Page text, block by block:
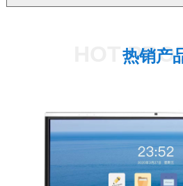
HOT热销产